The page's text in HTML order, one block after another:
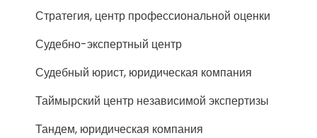
Стратегия, центр профессиональной оценки
Судебно-экспертный центр
Судебный юрист, юридическая компания
Таймырский центр независимой экспертизы
Тандем, юридическая компания